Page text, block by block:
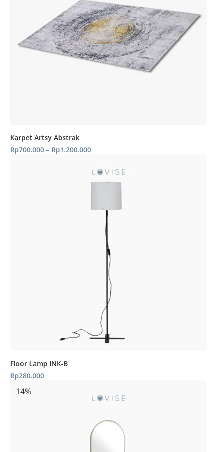
Karpet Artsy Abstrak
Rp700.000 – Rp1.200.000Rentang
Rp700.000
hingga
Rp1.200.000
Floor Lamp INK-B
Rp280.000
14%